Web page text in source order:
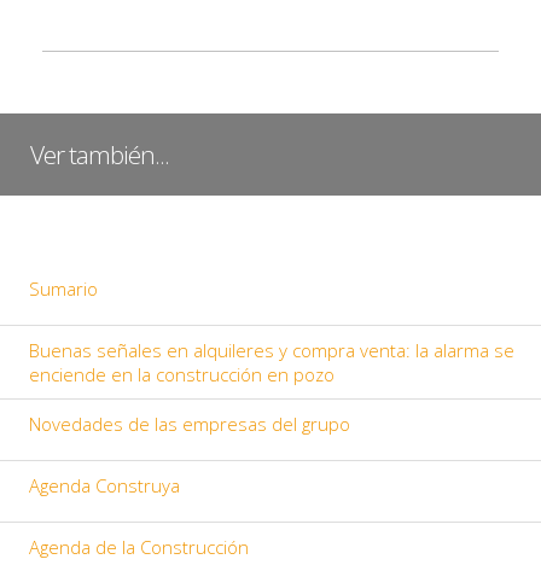
Ver también...
Sumario
Buenas señales en alquileres y compra venta: la alarma se
enciende en la construcción en pozo
Novedades de las empresas del grupo
Agenda Construya
Agenda de la Construcción